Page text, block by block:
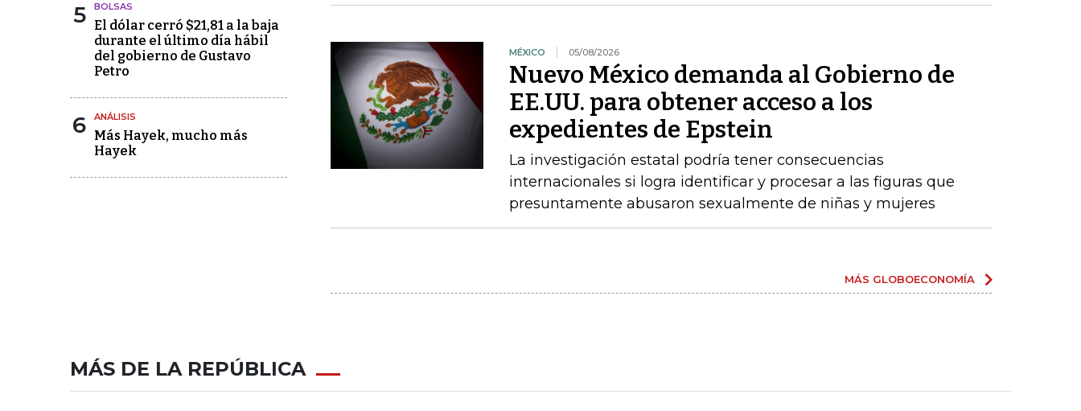
5 BOLSAS
El dólar cerró $21,81 a la baja
durante el último día hábil
del gobierno de Gustavo
Petro
6 ANÁLISIS
Más Hayek, mucho más
Hayek
MÉXICO 05/08/2026
Nuevo México demanda al Gobierno de
EE.UU. para obtener acceso a los
expedientes de Epstein
La investigación estatal podría tener consecuencias
internacionales si logra identificar y procesar a las figuras que
presuntamente abusaron sexualmente de niñas y mujeres
MÁS GLOBOECONOMÍA
MÁS DE LA REPÚBLICA